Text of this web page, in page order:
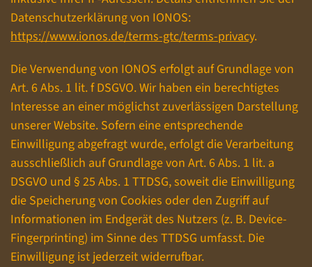
Datenschutzerklärung von IONOS:
https://www.ionos.de/terms-gtc/terms-privacy.
Die Verwendung von IONOS erfolgt auf Grundlage von
Art. 6 Abs. 1 lit. f DSGVO. Wir haben ein berechtigtes
Interesse an einer möglichst zuverlässigen Darstellung
unserer Website. Sofern eine entsprechende
Einwilligung abgefragt wurde, erfolgt die Verarbeitung
ausschließlich auf Grundlage von Art. 6 Abs. 1 lit. a
DSGVO und § 25 Abs. 1 TTDSG, soweit die Einwilligung
die Speicherung von Cookies oder den Zugriff auf
Informationen im Endgerät des Nutzers (z. B. Device-
Fingerprinting) im Sinne des TTDSG umfasst. Die
Einwilligung ist jederzeit widerrufbar.